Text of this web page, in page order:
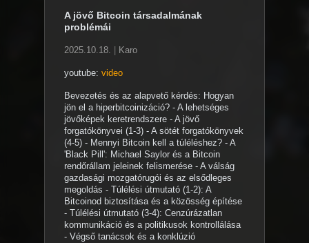
A jövő Bitcoin társadalmának
problémái
2025.10.18. Karo
youtube: video
Bevezetés és az alapvető kérdés: Hogyan
jön el a hiperbitcoinizáció? - A lehetséges
jövőképek keretrendszere - A jövő
forgatókönyvei (1-3) - A sötét forgatókönyvek
(4-5) - Mennyi Bitcoin kell a túléléshez? - A
'Black Pill': Michael Saylor és a Bitcoin
rendőrállam jeleinek felismerése - A válság
gazdasági mozgatórugói és az elsődleges
megoldás - Túlélési útmutató (1-2): A
Bitcoinod biztosítása és a közösség építése
- Túlélési útmutató (3-4): Cenzúrázatlan
kommunikáció és a politikusok kontrollálása
- Végső tanácsok és a konklúzió